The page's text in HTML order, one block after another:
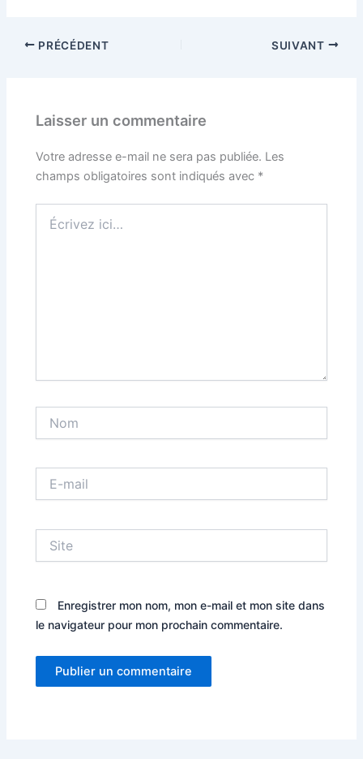
PRÉCÉDENT SUIVANT
Laisser un commentaire
Votre adresse e-mail ne sera pas publiée. Les
champs obligatoires sont indiqués avec *
ici…
mail
Enregistrer mon nom, mon e-mail et mon site dans
le navigateur pour mon prochain commentaire.